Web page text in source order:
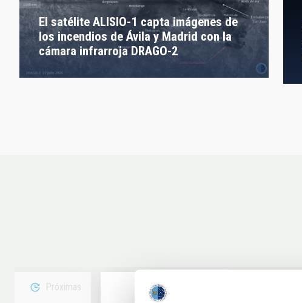
El satélite ALISIO-1 capta imágenes de
los incendios de Ávila y Madrid con la
cámara infrarroja DRAGO-2
Próximas